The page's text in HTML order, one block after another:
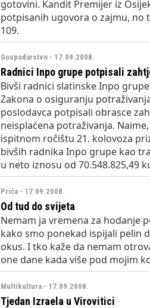
gotovini. Kandit Premijer iz
potpisanih ugovora o zajmu, no
109.
Gospodarstvo - 17.09.2008.
Radnici Inpo grupe potpisali
Bivši radnici slatinske Inpo
Zakona o osiguranju
poslodavca potpisali obrasce
neisplaćena potraživanja.
ispitnom ročištu 21. kolovoza
bivših radnika Inpo grupe kao
u neto iznosu od 70.548.825,49
Priča - 17.09.2008.
Od tud do svijeta
Nemam ja vremena za hodanje
kako smo ponekad ispijali pelin
okus. I tko kaže da nemam
one dane kada više pod mojim
Multikultura - 17.09.2008.
Tjedan Izraela u Virovitici